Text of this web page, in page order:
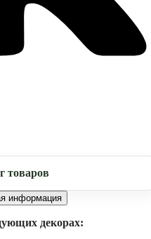
товаров
информация
декорах: